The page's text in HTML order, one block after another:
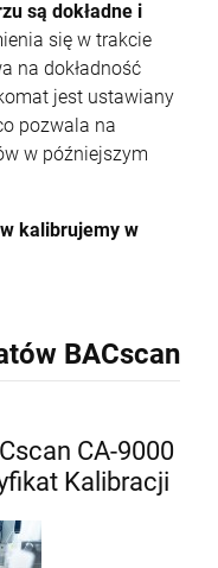
są dokładne i
się w trakcie
na dokładność
jest ustawiany
pozwala na
w późniejszym
kalibrujemy w
BACscan
CA-9000
Kalibracji